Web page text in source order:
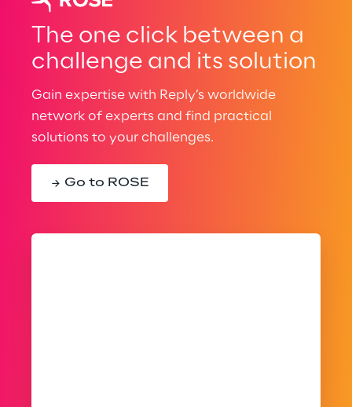
The one click between a
challenge and its solution
Gain expertise with Reply’s worldwide
network of experts and find practical
solutions to your challenges.
Go to ROSE